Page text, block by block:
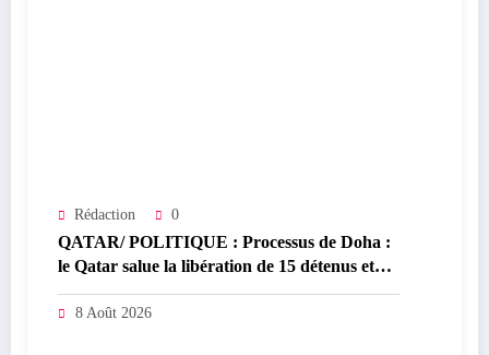
Rédaction 0
QATAR/ POLITIQUE : Processus de Doha :
le Qatar salue la libération de 15 détenus et
leur transfert à l’AFC/M23
8 Août 2026